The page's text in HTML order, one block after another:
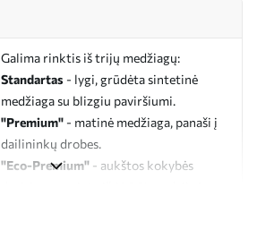
Galima rinktis iš trijų medžiagų:
Standartas - lygi, grūdėta sintetinė
medžiaga su blizgiu paviršiumi.
"Premium" - matinė medžiaga, panaši į
dailininkų drobes.
"Eco-Premium" - aukštos kokybės